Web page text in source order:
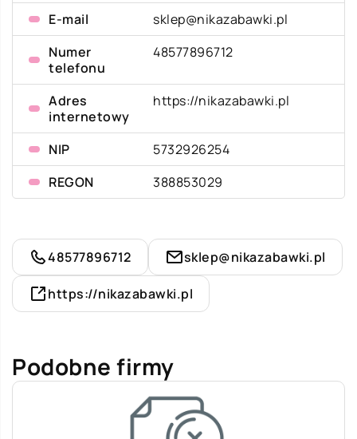
E-mail
sklep@nikazabawki.pl
Numer
telefonu
48577896712
Adres
internetowy
https://nikazabawki.pl
NIP
5732926254
REGON
388853029
48577896712 sklep@nikazabawki.pl
https://nikazabawki.pl
Podobne firmy